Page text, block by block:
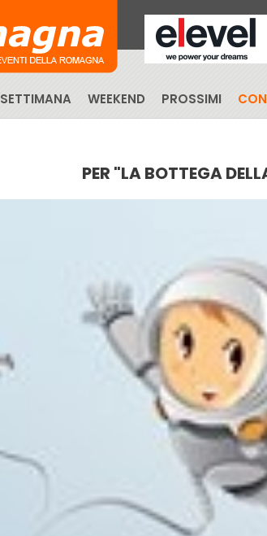
SETTIMANA WEEKEND PROSSIMI
PER "LA BOTTEGA